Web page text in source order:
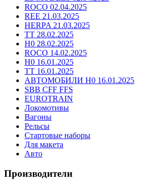
ROCO 02.04.2025
REE 21.03.2025
HERPA 21.03.2025
TT 28.02.2025
H0 28.02.2025
ROCO 14.02.2025
H0 16.01.2025
TT 16.01.2025
АВТОМОБИЛИ H0 16.01.2025
SBB CFF FFS
EUROTRAIN
Локомотивы
Вагоны
Рельсы
Стартовые наборы
Для макета
Авто
Производители